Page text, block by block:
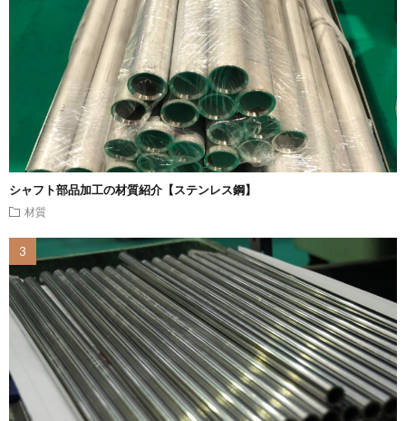
シャフト部品加工の材質紹介【ステンレス鋼】
材質